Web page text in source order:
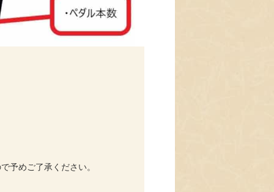
予めご了承ください。